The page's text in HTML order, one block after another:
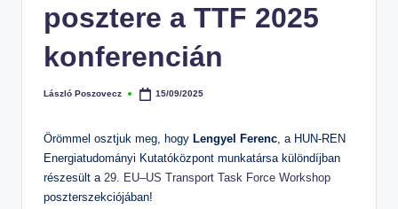
posztere a TTF 2025
konferencián
Posted
László Poszovecz 15/09/2025
Örömmel osztjuk meg, hogy Lengyel Ferenc , a HUN-REN
Energiatudományi Kutatóközpont munkatársa különdíjban
részesült a 29. EU–US Transport Task Force Workshop
poszterszekciójában!